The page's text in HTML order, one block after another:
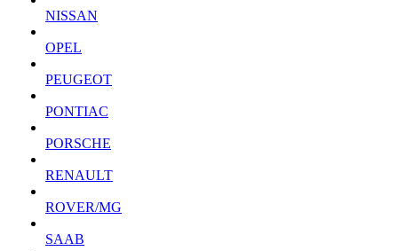
NISSAN
OPEL
PEUGEOT
PONTIAC
PORSCHE
RENAULT
ROVER/MG
SAAB